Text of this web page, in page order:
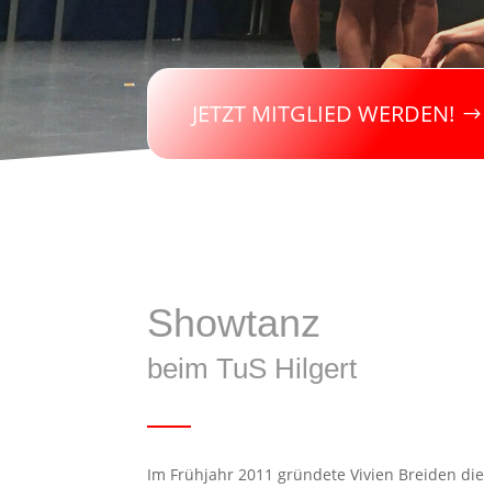
JETZT MITGLIED WERDEN!
Showtanz
beim TuS Hilgert
Im Frühjahr 2011 gründete Vivien Breiden die